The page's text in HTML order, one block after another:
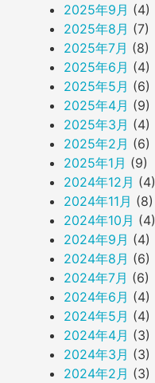
2025年9月 (4)
2025年8月 (7)
2025年7月 (8)
2025年6月 (4)
2025年5月 (6)
2025年4月 (9)
2025年3月 (4)
2025年2月 (6)
2025年1月 (9)
2024年12月 (4)
2024年11月 (8)
2024年10月 (4)
2024年9月 (4)
2024年8月 (6)
2024年7月 (6)
2024年6月 (4)
2024年5月 (4)
2024年4月 (3)
2024年3月 (3)
2024年2月 (3)